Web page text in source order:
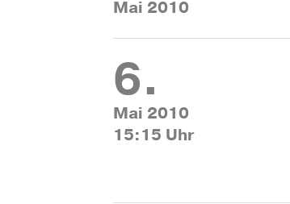
Mai 2010
6.
Mai 2010
15:15 Uhr